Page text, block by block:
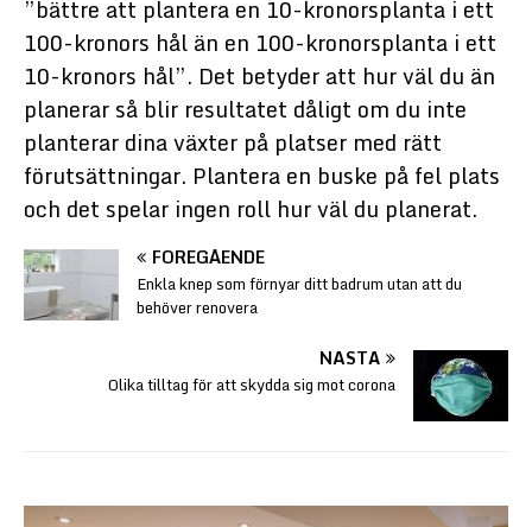
”bättre att plantera en 10-kronorsplanta i ett
100-kronors hål än en 100-kronorsplanta i ett
10-kronors hål”. Det betyder att hur väl du än
planerar så blir resultatet dåligt om du inte
planterar dina växter på platser med rätt
förutsättningar. Plantera en buske på fel plats
och det spelar ingen roll hur väl du planerat.
FÖREGÅENDE
Enkla knep som förnyar ditt badrum utan att du
behöver renovera
NÄSTA
Olika tilltag för att skydda sig mot corona